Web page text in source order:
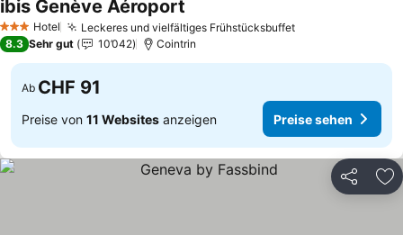
3 SterneHotel Leckeres und vielfältiges FrühstücksbuffetPreise sehen
ibis Genève Aéroport
8.3 Sehr gut 10’042 Cointrin
Ab CHF 91
Preise von 11 Websites anzeigen Preise sehen
Teilen